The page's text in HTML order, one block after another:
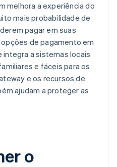
melhora a experiência do
mais probabilidade de
pagar em suas
de pagamento em
integra a sistemas locais
e fáceis para os
e os recursos de
ajudam a proteger as
o